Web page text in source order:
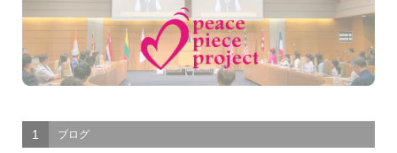
1 ブログ